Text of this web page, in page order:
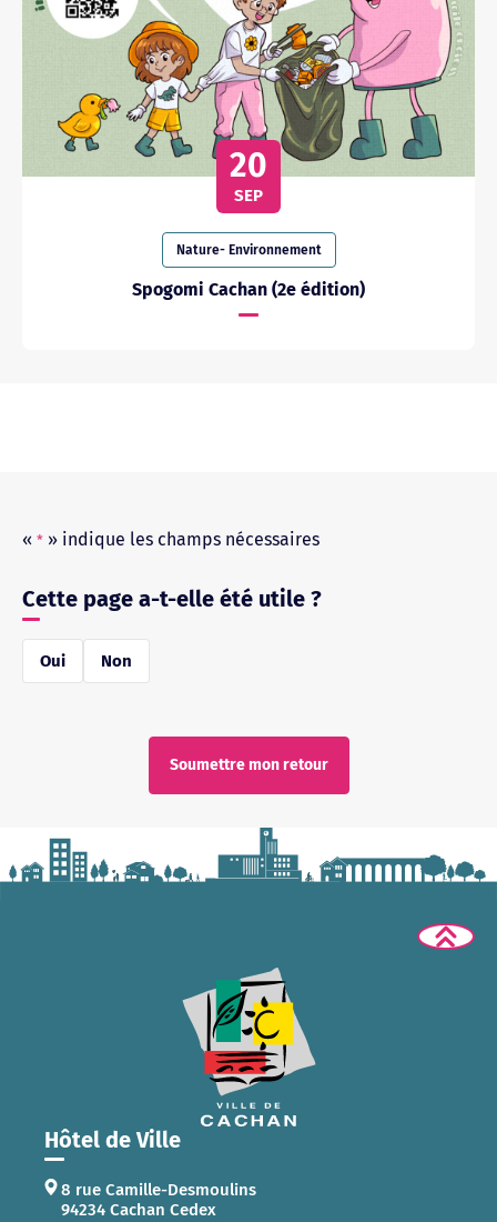
20
SEP
Nature- Environnement
Spogomi Cachan (2e édition)
« * » indique les champs nécessaires
Cette page a-t-elle été utile ?
Oui Non
Soumettre mon retour
Hôtel de Ville
8 rue Camille-Desmoulins
94234 Cachan Cedex